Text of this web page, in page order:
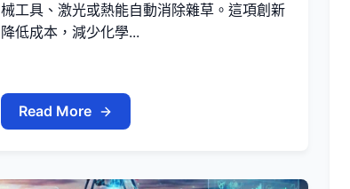
械工具、激光或熱能自動消除雜草。這項創新
降低成本，減少化學...
Read More